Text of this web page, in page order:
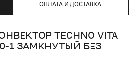
ОПЛАТА И ДОСТАВКА
TECHNO VITA
1 ЗАМКНУТЫЙ БЕЗ